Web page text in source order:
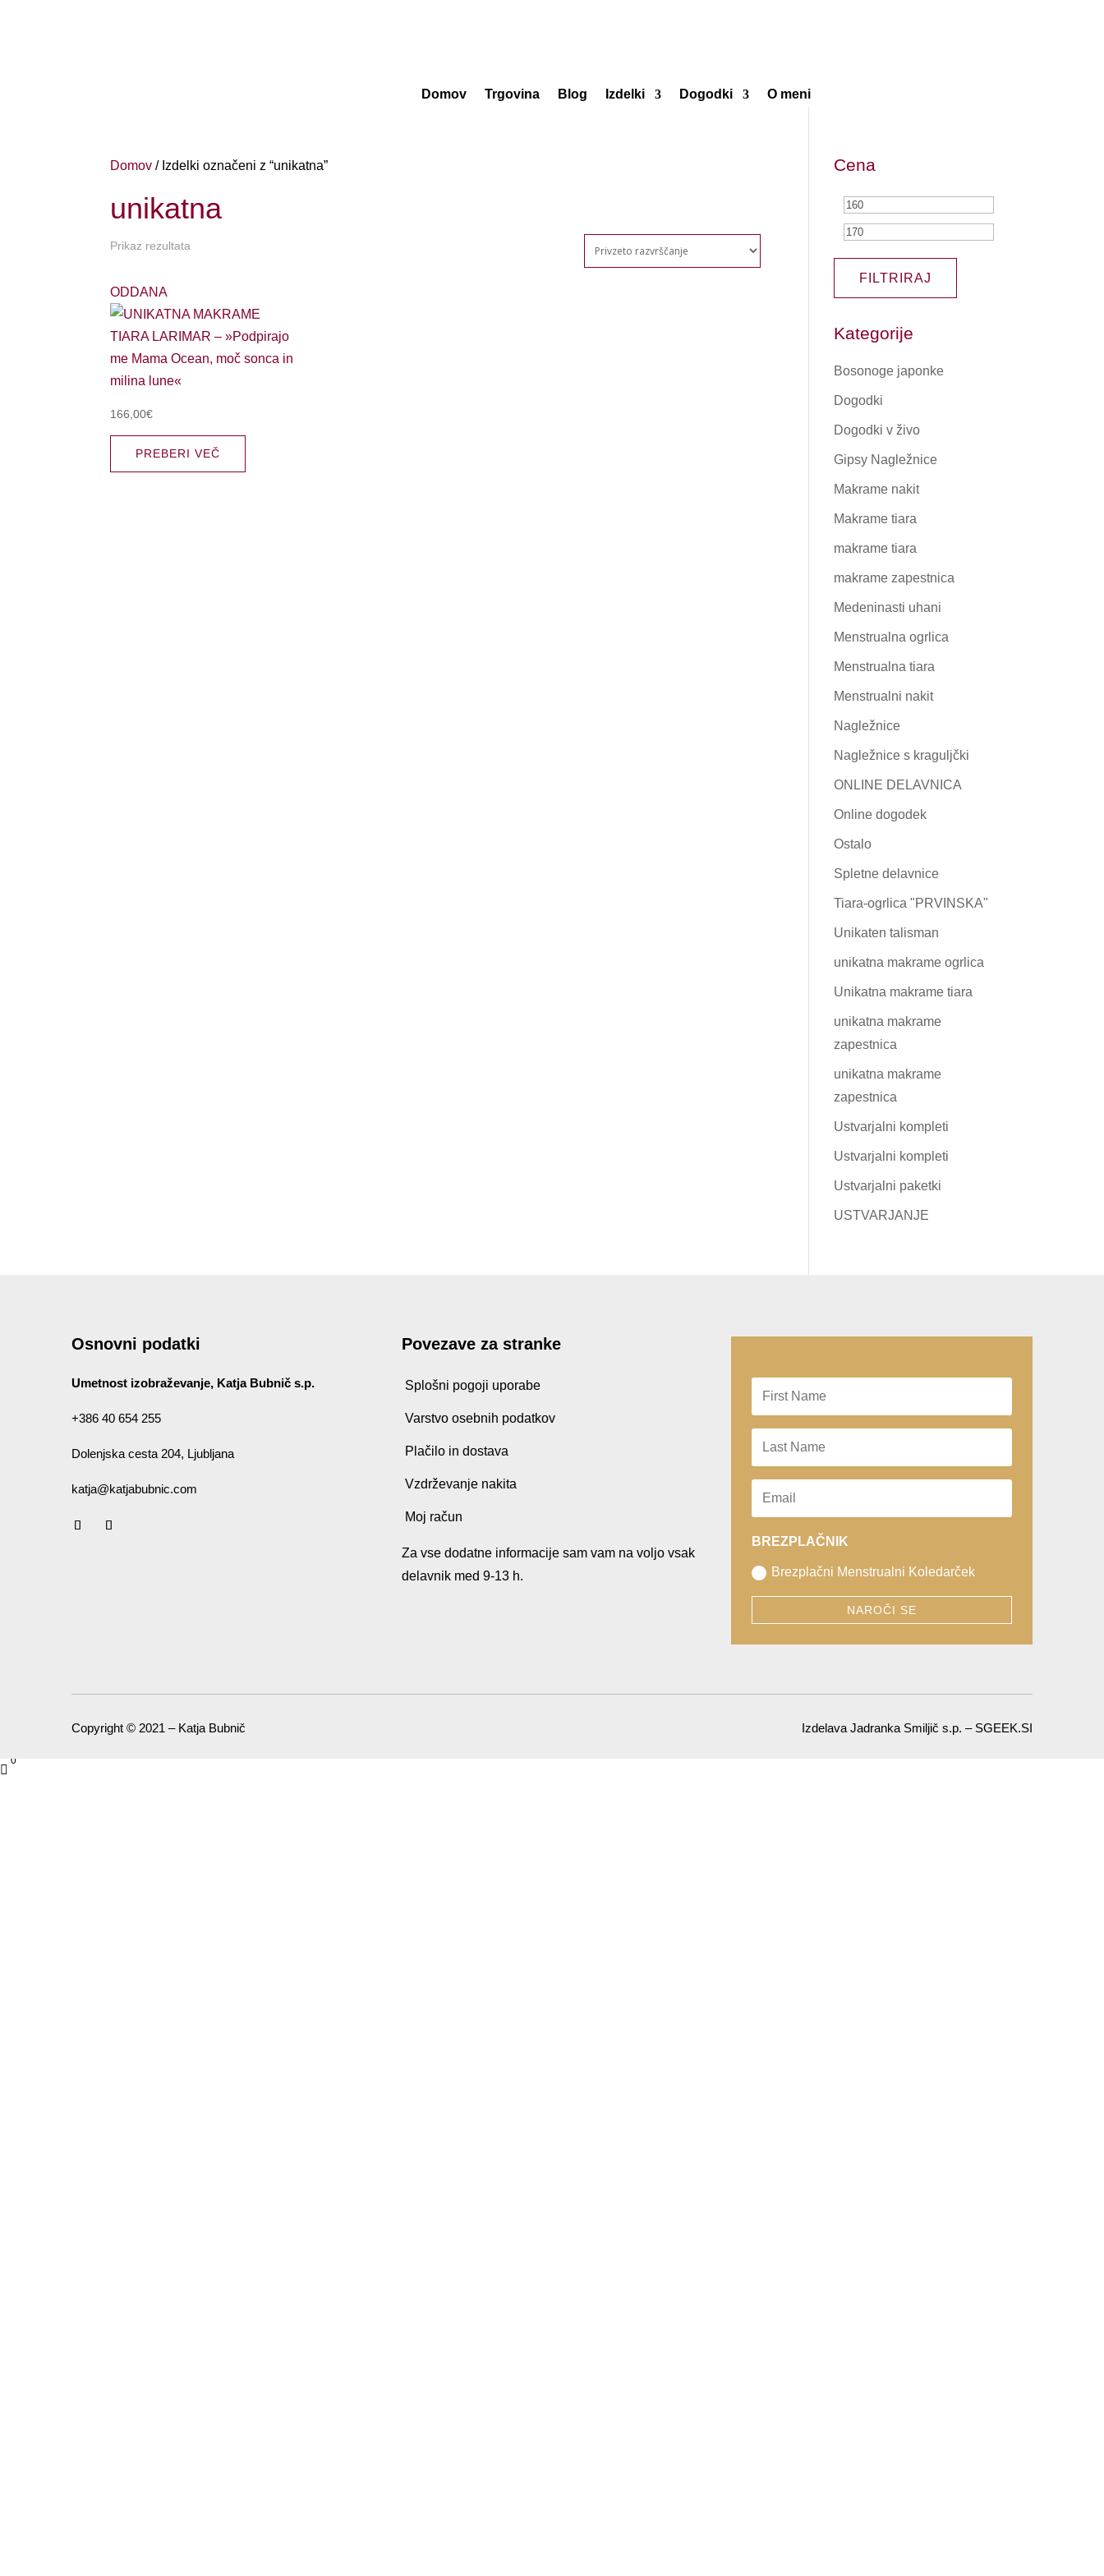
Domov Trgovina Blog Izdelki Dogodki O meni
Domov / Izdelki označeni z “unikatna”
unikatna
Prikaz rezultata
ODDANA
166,00€
PREBERI VEČ
Cena
Min
cena
FILTRIRAJ
Kategorije
Bosonoge japonke
Dogodki
Dogodki v živo
Gipsy Nagležnice
Makrame nakit
Makrame tiara
makrame tiara
makrame zapestnica
Medeninasti uhani
Menstrualna ogrlica
Menstrualna tiara
Menstrualni nakit
Nagležnice
Nagležnice s kraguljčki
ONLINE DELAVNICA
Online dogodek
Ostalo
Spletne delavnice
Tiara-ogrlica "PRVINSKA"
Unikaten talisman
unikatna makrame ogrlica
Unikatna makrame tiara
unikatna makrame
zapestnica
unikatna makrame
zapestnica
Ustvarjalni kompleti
Ustvarjalni kompleti
Ustvarjalni paketki
USTVARJANJE
Osnovni podatki
Umetnost izobraževanje, Katja Bubnič s.p.
+386 40 654 255
Dolenjska cesta 204, Ljubljana
katja@katjabubnic.com
Povezave za stranke
Splošni pogoji uporabe
Varstvo osebnih podatkov
Plačilo in dostava
Vzdrževanje nakita
Moj račun
Za vse dodatne informacije sam vam na voljo vsak
delavnik med 9-13 h.
BREZPLAČNIK
Brezplačni Menstrualni Koledarček
NAROČI SE
Copyright © 2021 – Katja Bubnič Izdelava Jadranka Smiljič s.p. – SGEEK.SI

0